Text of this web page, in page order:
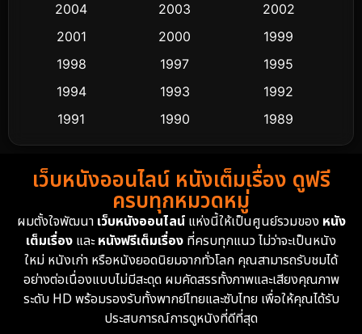
Cult Film
Dance เต้น
Detective สืบสวน
Detective สืบสวน
Disney+ 4
Documentary สารคดี 95
Drama ดราม่า
2004
2003
2002
2001
2000
1999
1998
1997
1995
1994
1993
1992
1991
1990
1989
1988
1986
1985
1983
1982
1981
1974
1962
เว็บหนังออนไลน์ หนังเต็มเรื่อง ดูฟรี
ครบทุกหมวดหมู่
ผมตั้งใจพัฒนา เว็บหนังออนไลน์แห่งนี้ให้เป็นศูนย์รวมของ หนัง
เต็มเรื่อง และหนังฟรีเต็มเรื่อง ที่ครบทุกแนว ไม่ว่าจะเป็นหนัง
ใหม่ หนังเก่า หรือหนังยอดนิยมจากทั่วโลก คุณสามารถรับชมได้
อย่างต่อเนื่องแบบไม่มีสะดุด ผมคัดสรรทั้งภาพและเสียงคุณภาพ
ระดับ HD พร้อมรองรับทั้งพากย์ไทยและซับไทย เพื่อให้คุณได้รับ
ประสบการณ์การดูหนังที่ดีที่สุด